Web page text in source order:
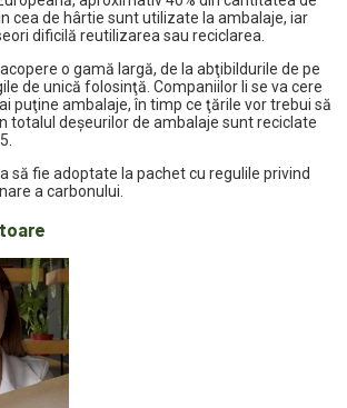
cea de hârtie sunt utilizate la ambalaje, iar
dificilă reutilizarea sau reciclarea.
o gamă largă, de la abţibildurile de pe
de unică folosinţă. Companiilor li se va cere
puţine ambalaje, în timp ce ţările vor trebui să
totalul deşeurilor de ambalaje sunt reciclate
să fie adoptate la pachet cu regulile privind
a carbonului.